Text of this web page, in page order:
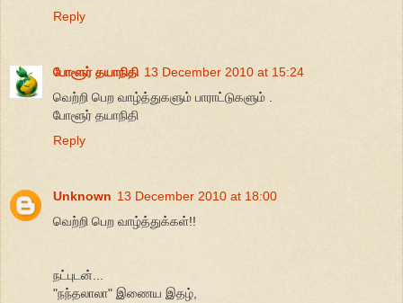
Reply
போளூர் தயாநிதி 13 December 2010 at 15:24
வெற்றி பெற வாழ்த்துகளும் பாராட்டுகளும் .
போளூர் தயாநிதி
Reply
Unknown 13 December 2010 at 18:00
வெற்றி பெற வாழ்த்துக்கள்!!
நட்புடன்...
"நந்தலாலா" இணைய இதழ்,